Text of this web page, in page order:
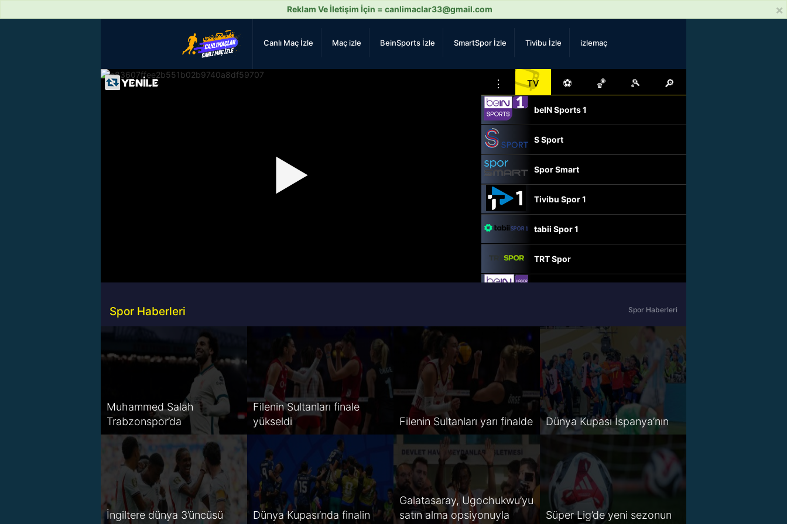
×
Reklam Ve İletişim İçin = canlimaclar33@gmail.com
Canlı Maç İzle Maç izle BeinSports İzle SmartSpor İzle Tivibu İzle izlemaç
▶
⋮ 📺
TV ⚽ 🏀 🎾 🔎
beIN Sports 1
S Sport
Spor Smart
Tivibu Spor 1
tabii Spor 1
TRT Spor
Tivibu Spor
TV8,5
S Sport 2
Spor Smart 2
HT Spor
Spor Haberleri Spor Haberleri
Muhammed Salah
Trabzonspor’da
Filenin Sultanları finale
yükseldi
Filenin Sultanları yarı finalde Dünya Kupası İspanya’nın
İngiltere dünya 3’üncüsü
Dünya Kupası’nda finalin
Galatasaray, Ugochukwu’yu
satın alma opsiyonuyla
Süper Lig’de yeni sezonun